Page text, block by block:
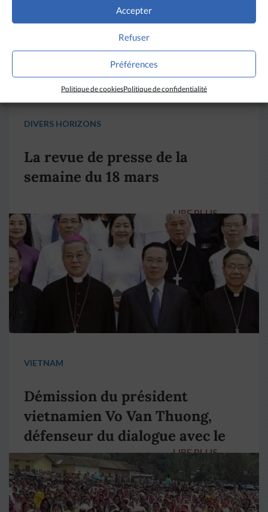
Accepter
Refuser
Préférences
Politique de cookiesPolitique de confidentialité
DIVERS HORIZONS
La revue de presse de la
semaine du 18 mars
LIRE PLUS →
VIETNAM
Démission du président
vietnamien Vo Van Thuong,
défenseur du dialogue avec le
pape François
LIRE PLUS →